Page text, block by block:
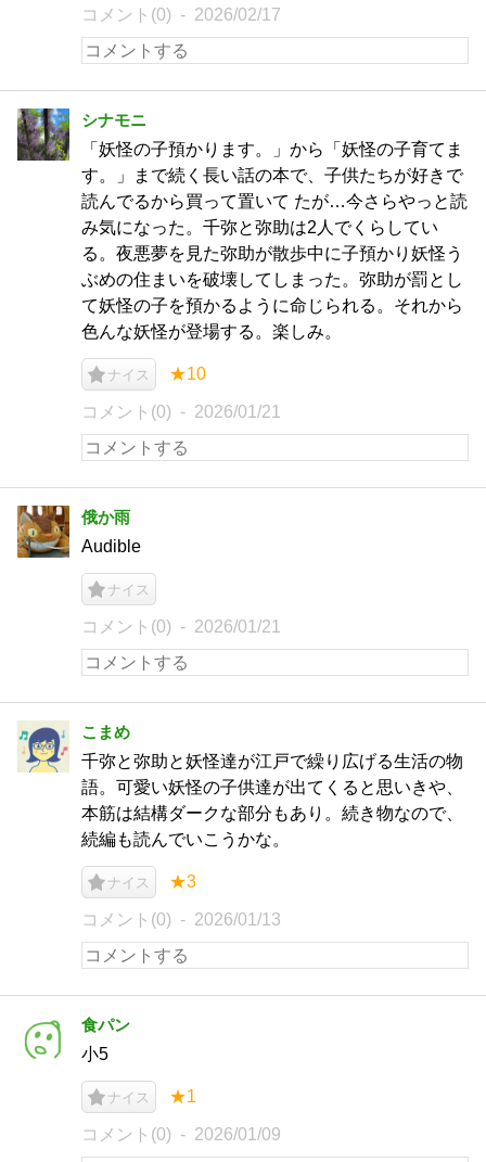
コメント(0) 2026/02/17
シナモニ
「妖怪の子預かります。」から「妖怪の子育てま
す。」まで続く長い話の本で、子供たちが好きで
読んでるから買って置いて たが…今さらやっと読
み気になった。千弥と弥助は2人でくらしてい
る。夜悪夢を見た弥助が散歩中に子預かり妖怪う
ぶめの住まいを破壊してしまった。弥助が罰とし
て妖怪の子を預かるように命じられる。それから
色んな妖怪が登場する。楽しみ。
ナイス ★10
コメント(0) 2026/01/21
俄か雨
Audible
ナイス
コメント(0) 2026/01/21
こまめ
千弥と弥助と妖怪達が江戸で繰り広げる生活の物
語。可愛い妖怪の子供達が出てくると思いきや、
本筋は結構ダークな部分もあり。続き物なので、
続編も読んでいこうかな。
ナイス ★3
コメント(0) 2026/01/13
食パン
小5
ナイス ★1
コメント(0) 2026/01/09